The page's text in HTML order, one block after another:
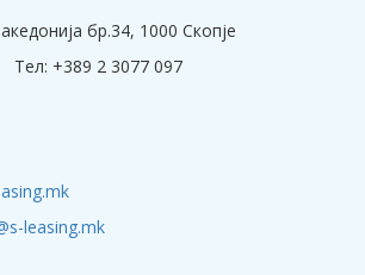
бр.34, 1000 Скопје
Тел: +389 2 3077 097
leasing.mk